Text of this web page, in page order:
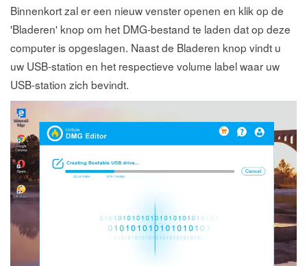
Binnenkort zal er een nieuw venster openen en klik op de
'Bladeren' knop om het DMG-bestand te laden dat op deze
computer is opgeslagen. Naast de Bladeren knop vindt u
uw USB-station en het respectieve volume label waar uw
USB-station zich bevindt.